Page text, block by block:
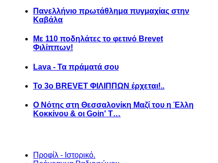
Πανελλήνιο πρωτάθλημα πυγμαχίας στην
Καβάλα
Με 110 ποδηλάτες το φετινό Brevet
Φιλίππων!
Lava - Τα πράματά σου
Το 3ο BREVET ΦΙΛΙΠΠΩΝ έρχεται!..
Ο Νότης στη Θεσσαλονίκη Μαζί του η Έλλη
Κοκκίνου & οι Goin' T…
Προφίλ - Ιστορικό.